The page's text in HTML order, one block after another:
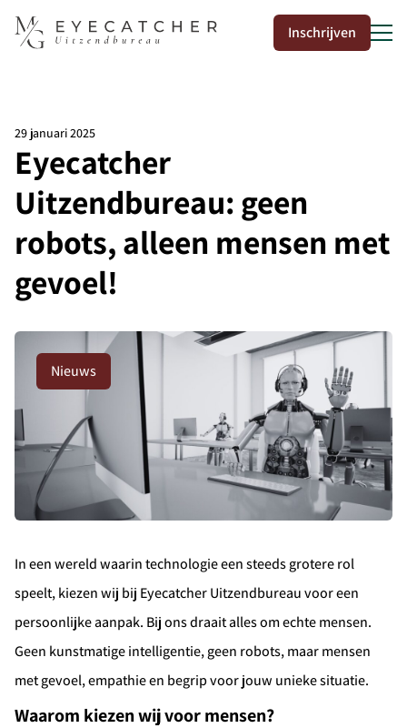
Inschrijven
50
29 januari 2025
Eyecatcher
Uitzendbureau: geen
robots, alleen mensen met
gevoel!
Nieuws
In een wereld waarin technologie een steeds grotere rol
speelt, kiezen wij bij Eyecatcher Uitzendbureau voor een
persoonlijke aanpak. Bij ons draait alles om echte mensen.
Geen kunstmatige intelligentie, geen robots, maar mensen
met gevoel, empathie en begrip voor jouw unieke situatie.
Waarom kiezen wij voor mensen?